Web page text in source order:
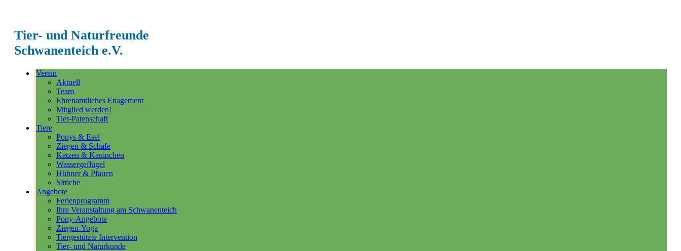
Tier- und Naturfreunde
Schwanenteich e.V.
Verein
Aktuell
Team
Ehrenamtliches Enagement
Mitglied werden!
Tier-Patenschaft
Tiere
Ponys & Esel
Ziegen & Schafe
Katzen & Kaninchen
Wassergeflügel
Hühner & Pfauen
Sittiche
Angebote
Ferienprogramm
Ihre Veranstaltung am Schwanenteich
Pony-Angebote
Ziegen-Yoga
Tiergestützte Intervention
Tier- und Naturkunde